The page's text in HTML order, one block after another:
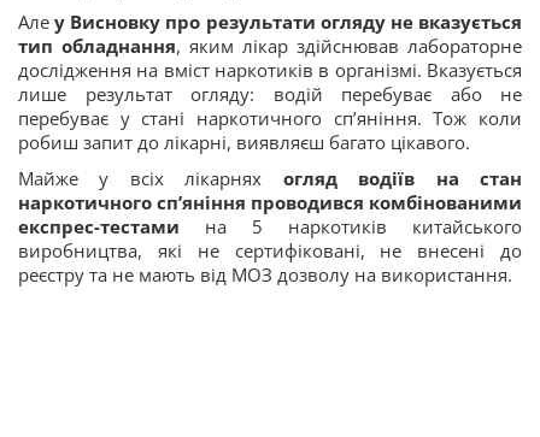
Алеу Висновку про результати огляду не вказується
тип обладнання, яким лікар здійснював лабораторне
дослідження на вміст наркотиків в організмі. Вказується
лише результат огляду: водій перебуває або не
перебуває у стані наркотичного сп’яніння. Тож коли
робиш запит до лікарні, виявляєш багато цікавого.
Майже у всіх лікарнях огляд водіїв на стан
наркотичного сп’яніння проводився комбінованими
експрес-тестами на 5 наркотиків китайського
виробництва, які не сертифіковані, не внесені до
реєстру та не мають від МОЗ дозволу на використання.